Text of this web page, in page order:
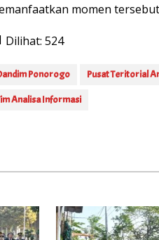
momen
Dilihat: 524
Ponorogo Pusat Teritorial
Analisa Informasi